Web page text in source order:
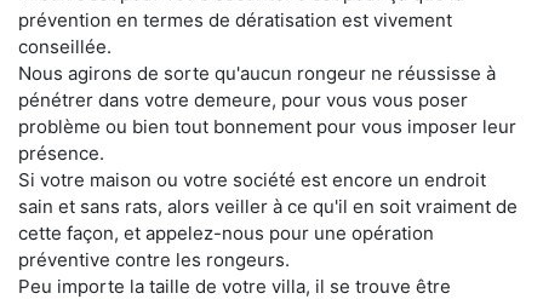
prévention en termes de dératisation est vivement
conseillée.
Nous agirons de sorte qu'aucun rongeur ne réussisse à
pénétrer dans votre demeure, pour vous vous poser
problème ou bien tout bonnement pour vous imposer leur
présence.
Si votre maison ou votre société est encore un endroit
sain et sans rats, alors veiller à ce qu'il en soit vraiment de
cette façon, et appelez-nous pour une opération
préventive contre les rongeurs.
Peu importe la taille de votre villa, il se trouve être